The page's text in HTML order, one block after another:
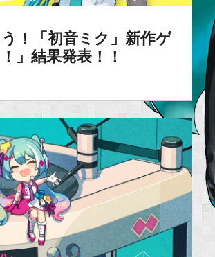
！「初音ミク」新作ゲ
」結果発表！！